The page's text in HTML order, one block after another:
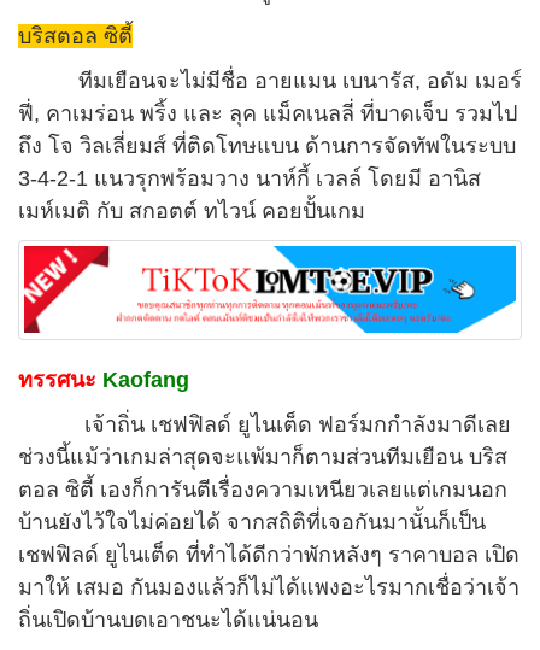
บริสตอล ซิตี้
ทีมเยือนจะไม่มีชื่อ อายแมน เบนารัส, อดัม เมอร์
ฟี่, คาเมร่อน พริ้ง และ ลุค แม็คเนลลี่ ที่บาดเจ็บ รวมไป
ถึง โจ วิลเลี่ยมส์ ที่ติดโทษแบน ด้านการจัดทัพในระบบ
3-4-2-1 แนวรุกพร้อมวาง นาห์กี้ เวลล์ โดยมี อานิส
เมห์เมติ กับ สกอตต์ ทไวน์ คอยปั้นเกม
ทรรศนะ Kaofang
เจ้าถิ่น เชฟฟิลด์ ยูไนเต็ด ฟอร์มกกำลังมาดีเลย
ช่วงนี้แม้ว่าเกมล่าสุดจะแพ้มาก็ตามส่วนทีมเยือน บริส
ตอล ซิตี้ เองก็การันตีเรื่องความเหนียวเลยแต่เกมนอก
บ้านยังไว้ใจไม่ค่อยได้ จากสถิติที่เจอกันมานั้นก็เป็น
เชฟฟิลด์ ยูไนเต็ด ที่ทำได้ดีกว่าพักหลังๆ ราคาบอล เปิด
มาให้ เสมอ กันมองแล้วก็ไม่ได้แพงอะไรมากเชื่อว่าเจ้า
ถิ่นเปิดบ้านบดเอาชนะได้แน่นอน